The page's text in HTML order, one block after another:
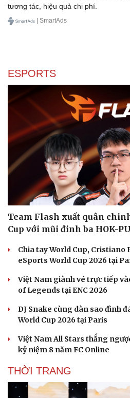
Văn hóa
Sân khấu - Điện ảnh
Âm nhạc
Di sản
tương tác, hiệu quả chi phí.
| SmartAds
ESPORTS
Team Flash xuất quân
Cup với mũi đinh ba HOK-
Chia tay World Cup, Cristiano
eSports World Cup 2026 tại
Việt Nam giành vé trực tiếp
of Legends tại ENC 2026
DJ Snake cùng dàn sao đình
World Cup 2026 tại Paris
Việt Nam All Stars thắng
kỷ niệm 8 năm FC Online
THỜI TRANG